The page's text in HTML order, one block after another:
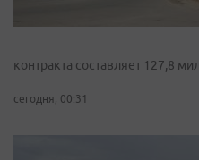
контракта составляет 127,8
сегодня, 00:31